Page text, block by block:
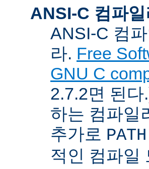
ANSI-C 컴파
ANSI-C 컴
라. Free
GNU C
2.7.2면 된
하는 컴파일
추가로 PATH
적인 컴파일